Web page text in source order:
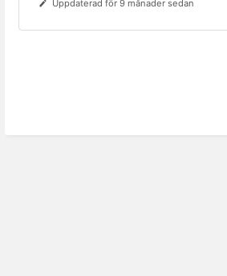
Uppdaterad för 9 månader sedan